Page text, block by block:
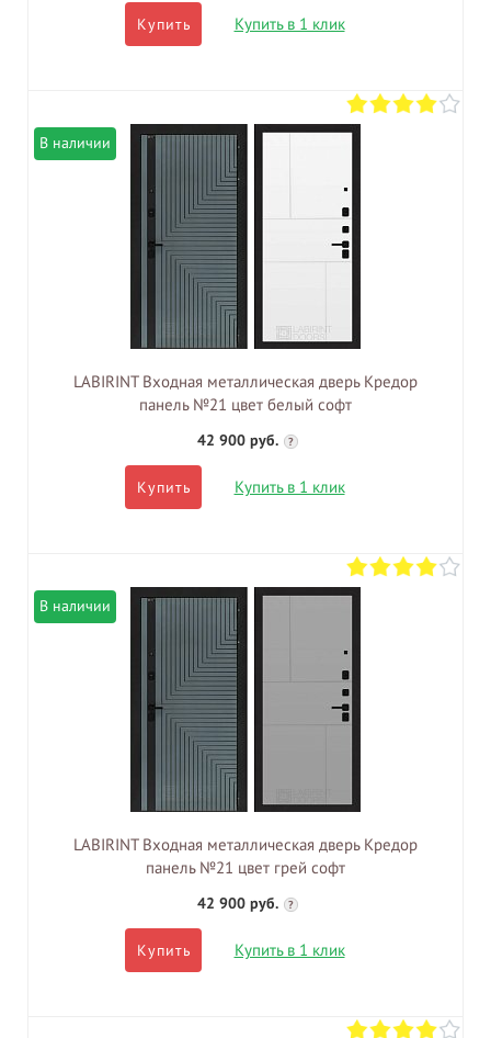
Купить Купить в 1 клик
В наличии
LABIRINT Входная металлическая дверь Кредор
панель №21 цвет белый софт
42 900 руб. ?
Купить Купить в 1 клик
В наличии
LABIRINT Входная металлическая дверь Кредор
панель №21 цвет грей софт
42 900 руб. ?
Купить Купить в 1 клик